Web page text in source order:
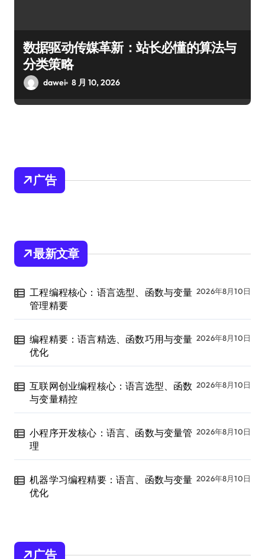
数据驱动传媒革新：站长必懂的算法与
分类策略
dawei 8 月 10, 2026
广告
最新文章
工程编程核心：语言选型、函数与变量
管理精要
2026年8月10日
编程精要：语言精选、函数巧用与变量
优化
2026年8月10日
互联网创业编程核心：语言选型、函数
与变量精控
2026年8月10日
小程序开发核心：语言、函数与变量管
理
2026年8月10日
机器学习编程精要：语言、函数与变量
优化
2026年8月10日
广告